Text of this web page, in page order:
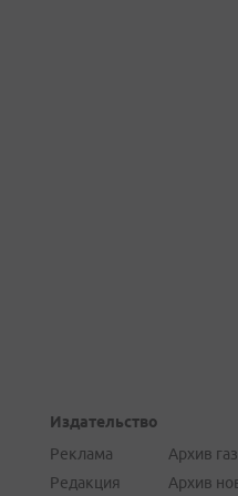
Издательство
Реклама
Редакция
Архив
Архив